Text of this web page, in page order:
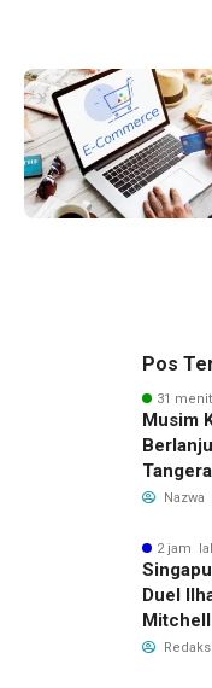
Pos
31
Musim
Nazwa
2 jam
Duel
Sorotan
Redaksi